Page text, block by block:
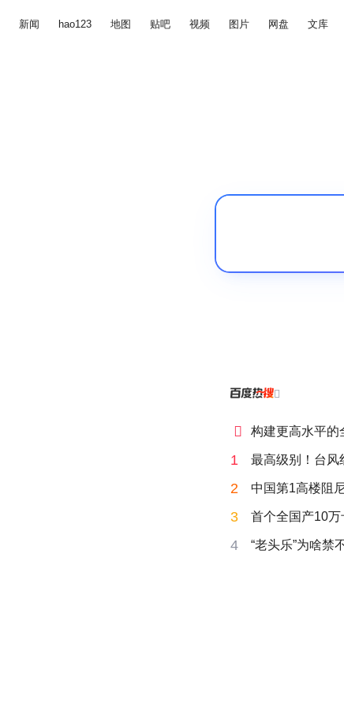
新闻 hao123 地图 贴吧 视频 图片 网盘 文库

 构建更高水平的
1 最高级别！台风
2 中国第1高楼阻
3 首个全国产10万
4 “老头乐”为啥禁